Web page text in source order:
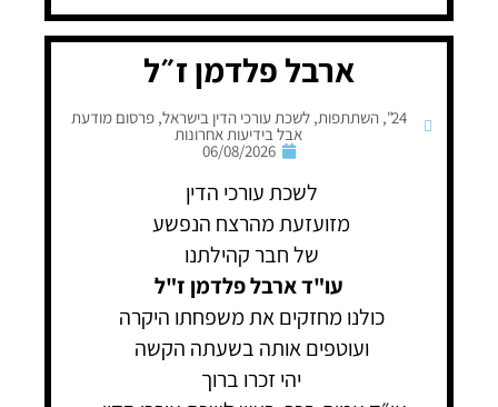
ארבל פלדמן ז״ל
24"
,השתתפות,לשכת עורכי הדין בישראל,פרסום מודעת
אבל בידיעות אחרונות
06/08/2026
לשכת עורכי הדין
מזועזעת מהרצח הנפשע
של חבר קהילתנו
עו"ד ארבל פלדמן ז"ל
כולנו מחזקים את משפחתו היקרה
ועוטפים אותה בשעתה הקשה
יהי זכרו ברוך